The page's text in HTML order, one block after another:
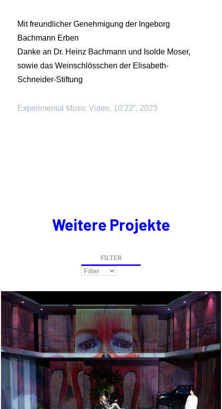
Mit freundlicher Genehmigung der Ingeborg
Bachmann Erben
Danke an Dr. Heinz Bachmann und Isolde Moser,
sowie das Weinschlösschen der Elisabeth-
Schneider-Stiftung
Experimental Music Video, 10’22”, 2023
Weitere Projekte
FILTER